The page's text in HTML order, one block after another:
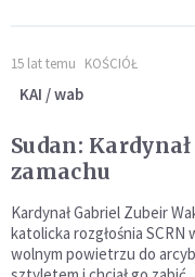
15 lat temu KOŚCIÓŁ
KAI / wab
Sudan:
zamachu
Kardynał Gabriel Zubeir
katolicka rozgłośnia
wolnym powietrzu do